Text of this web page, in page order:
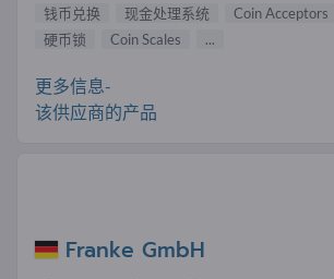
钱币兑换 现金处理系​​统
Coin Acceptors
硬币锁
Coin Scales ...
更多信息-
该供应商的产品
Franke GmbH